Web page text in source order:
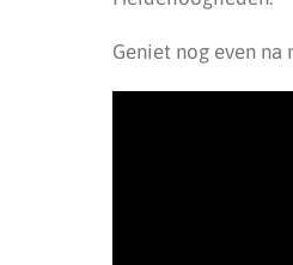
Geniet nog even na